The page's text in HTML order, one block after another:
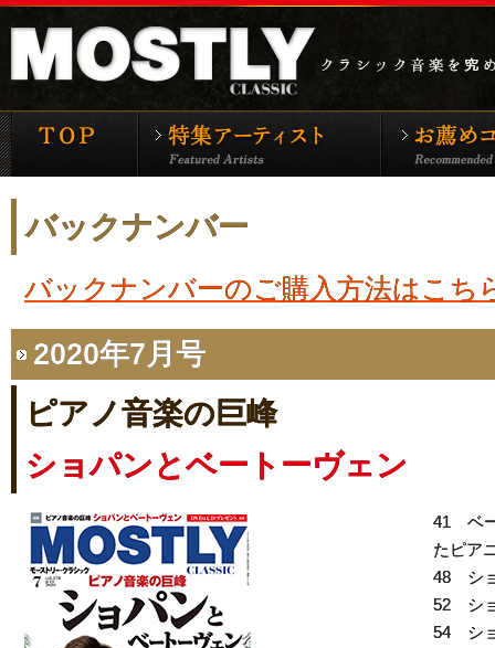
モーストリー・クラシックTOP 特集アーティ
バックナンバー
バックナンバーのご購入方法はこち
2020年7月号
ピアノ音楽の巨峰
ショパンとベートーヴェン
41 ベ
たピア
48 シ
52 シ
54 シ